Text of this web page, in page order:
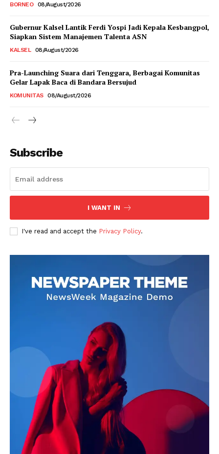
BORNEO 08/August/2026
Gubernur Kalsel Lantik Ferdi Yospi Jadi Kepala Kesbangpol,
Siapkan Sistem Manajemen Talenta ASN
KALSEL 08/August/2026
Pra-Launching Suara dari Tenggara, Berbagai Komunitas
Gelar Lapak Baca di Bandara Bersujud
KOMUNITAS 08/August/2026
Subscribe
I WANT IN
I've read and accept the Privacy Policy.